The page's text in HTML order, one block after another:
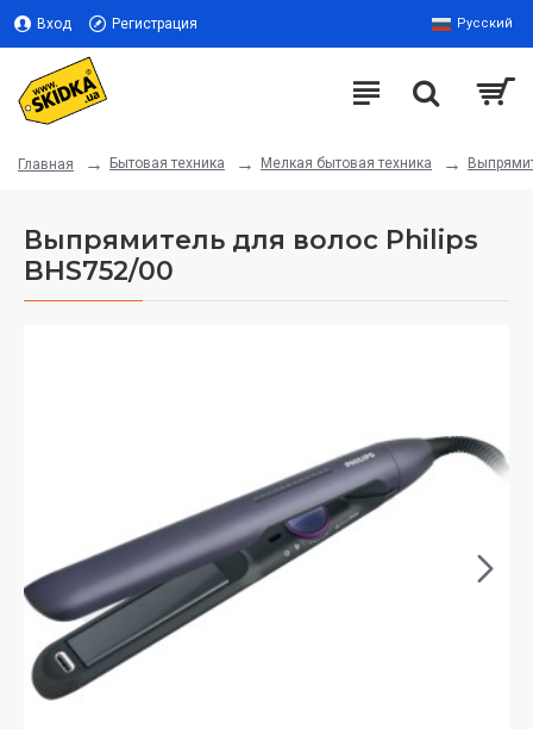
Вход Регистрация Русский
Главная Бытовая техника Мелкая бытовая техника
Выпрямитель для волос Philips
BHS752/00